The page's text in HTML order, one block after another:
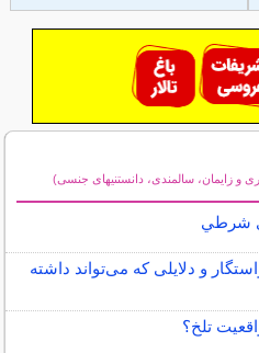
و زایمان، سالمندی، دانستنیهای جنسی)
شرطي
و دلایلی که می‌تواند داشته
تلخ؟